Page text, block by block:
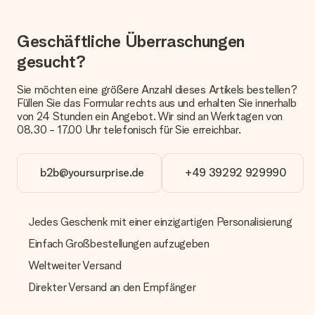
Welche Lieferoptionen stehen zur Verfügung?
Derzeit können wir (noch) keine verschiedenen Lieferoptionen
anbieten. Das Geschenk, das bestellt wird, wird als Paket oder
oder Päckchen geliefert wird, kontaktiere bitte unseren
Kundenservice.
Zahlung
Wie kann ich meine Bestellung bezahlen?
Wir bieten die folgenden Zahlungsoptionen an: Vorauskasse
mit normaler Überweisung, Sofortüberweisung, Paypal,
Kreditkarte oder auf Rechnung über Klarna. Bei einer
Geschenks jedoch um 3 Werktage.
Geschenk empfangen
Was, wenn das Geschenk meine Erwartungen nicht
erfüllt?
Geschäftliche Überraschungen
gesucht?
Sie möchten eine größere Anzahl dieses Artikels bestellen?
Füllen Sie das Formular rechts aus und erhalten Sie innerhalb
von 24 Stunden ein Angebot. Wir sind an Werktagen von
08.30 - 17.00 Uhr telefonisch für Sie erreichbar.
b2b@yoursurprise.de +49 39292 929990
Jedes Geschenk mit einer einzigartigen Personalisierung
Einfach Großbestellungen aufzugeben
Weltweiter Versand
Direkter Versand an den Empfänger